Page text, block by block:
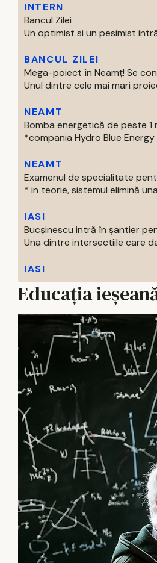
INTERN
Bancul Zilei
Un optimist si un pesimist
BANCUL ZILEI
Mega-poiect în Neamț! Se
Unul dintre cele mai mari
NEAMT
Bomba energetică de peste 1
*compania Hydro Blue
NEAMT
Examenul de specialitate
* in teorie, sistemul elimină
IASI
Bucșinescu intră în șantier
Una dintre intersectiile care
IASI
Educația